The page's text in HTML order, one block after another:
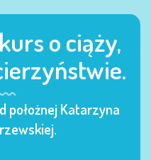
o ciąży,
położnej Katarzyna